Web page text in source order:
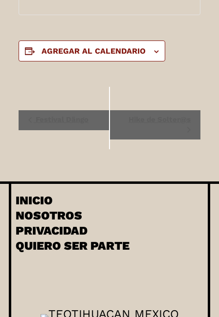
AGREGAR AL CALENDARIO
Navegación
INICIO
NOSOTROS
PRIVACIDAD
QUIERO SER PARTE